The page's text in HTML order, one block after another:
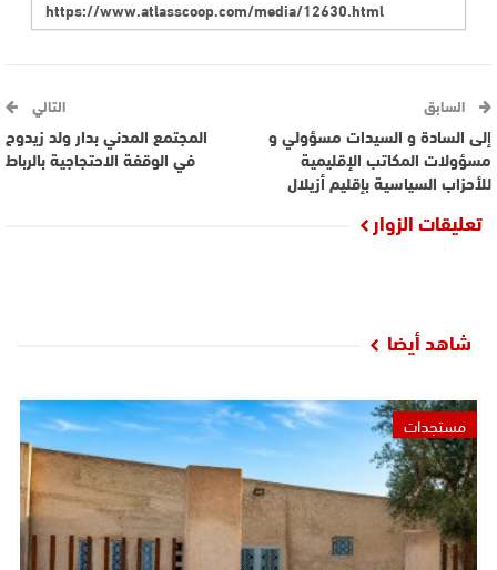
السابق
إلى السادة و السيدات مسؤولي و
مسؤولات المكاتب الإقليمية
للأحزاب السياسية بإقليم أزيلال
التالي
المجتمع المدني بدار ولد زيدوح
في الوقفة الاحتجاجية بالرباط
تعليقات الزوار
شاهد أيضا
مستجدات